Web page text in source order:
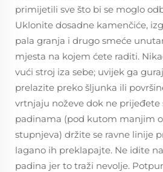
primijetili sve što bi se moglo
Uklonite dosadne kamenčiće,
pala granja i drugo smeće
mjesta na kojem ćete raditi.
vući stroj iza sebe; uvijek ga
prelazite preko šljunka ili
vrtnjaju noževe dok ne prijeđete
padinama (pod kutom manjim
stupnjeva) držite se ravne linije
lagano ih preklapajte. Ne idite
padina jer to traži nevolje.